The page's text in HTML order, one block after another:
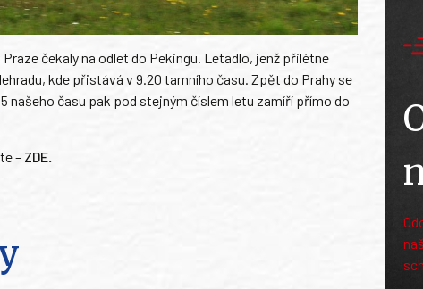
čekaly na odlet do Pekingu. Letadlo, jenž přilétne
kde přistává v 9.20 tamního času. Zpět do Prahy se
našeho času pak pod stejným číslem letu zamíří přímo do
– ZDE